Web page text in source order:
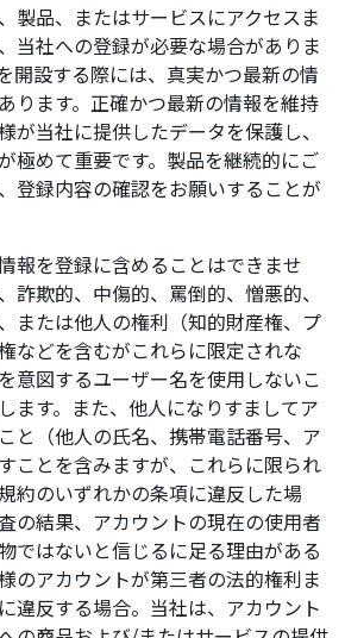
製品、またはサービスにアクセスま
当社への登録が必要な場合がありま
開設する際には、真実かつ最新の情
ります。正確かつ最新の情報を維持
が当社に提供したデータを保護し、
極めて重要です。製品を継続的にご
登録内容の確認をお願いすることが
報を登録に含めることはできませ
詐欺的、中傷的、罵倒的、憎悪的、
または他人の権利（知的財産権、プ
などを含むがこれらに限定されな
意図するユーザー名を使用しないこ
ます。また、他人になりすましてア
と（他人の氏名、携帯電話番号、ア
ことを含みますが、これらに限られ
約のいずれかの条項に違反した場
の結果、アカウントの現在の使用者
ではないと信じるに足る理由がある
のアカウントが第三者の法的権利ま
違反する場合。当社は、アカウント